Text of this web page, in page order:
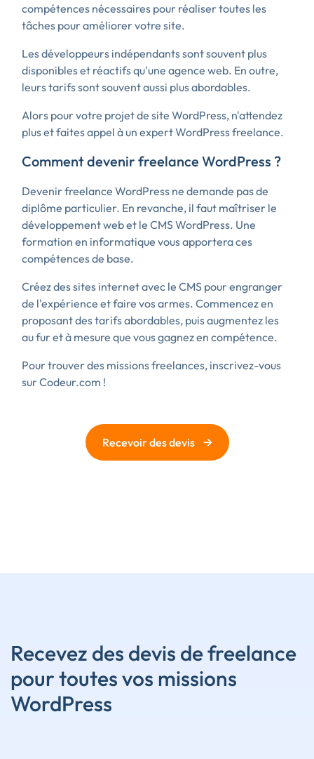
compétences nécessaires pour réaliser toutes les
tâches pour améliorer votre site.
Les développeurs indépendants sont souvent plus
disponibles et réactifs qu'une agence web. En outre,
leurs tarifs sont souvent aussi plus abordables.
Alors pour votre projet de site WordPress, n'attendez
plus et faites appel à un expert WordPress freelance.
Comment devenir freelance WordPress ?
Devenir freelance WordPress ne demande pas de
diplôme particulier. En revanche, il faut maîtriser le
développement web et le CMS WordPress. Une
formation en informatique vous apportera ces
compétences de base.
Créez des sites internet avec le CMS pour engranger
de l'expérience et faire vos armes. Commencez en
proposant des tarifs abordables, puis augmentez les
au fur et à mesure que vous gagnez en compétence.
Pour trouver des missions freelances, inscrivez-vous
sur Codeur.com !
Recevoir des devis →
Recevez des devis de freelance
pour toutes vos missions
WordPress